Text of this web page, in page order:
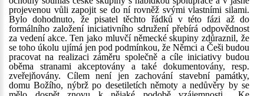
projevenou vůli zapojit se do ní rovněž svými vlastními silami.
Bylo dohodnuto, že pisatel těchto řádků v této fázi až do
formálního založení iniciativního sdružení přebírá odpovědnost
za vedení akce. Ten jako mluvčí německé skupiny zdůraznil, že
se toho úkolu ujímá jen pod podmínkou, že Němci a Češi budou
pracovat na realizaci záměru společně a cíle iniciativy budou
oběma stranami akceptovány a také dokumentovány, resp.
zveřejňovány. Cílem není jen zachování stavební památky,
domu Božího, nýbrž po desetiletích němoty a nedůvěry by se